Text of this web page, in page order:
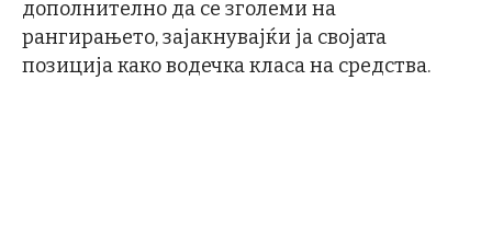
дополнително да се зголеми на
рангирањето, зајакнувајќи ја својата
позиција како водечка класа на средства.